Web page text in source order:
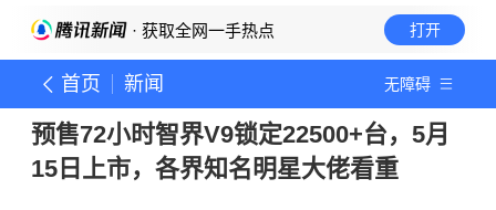
· 获取全网一手热点 打开
首页 新闻 无障碍
预售72小时智界V9锁定22500+台，5月
15日上市，各界知名明星大佬看重